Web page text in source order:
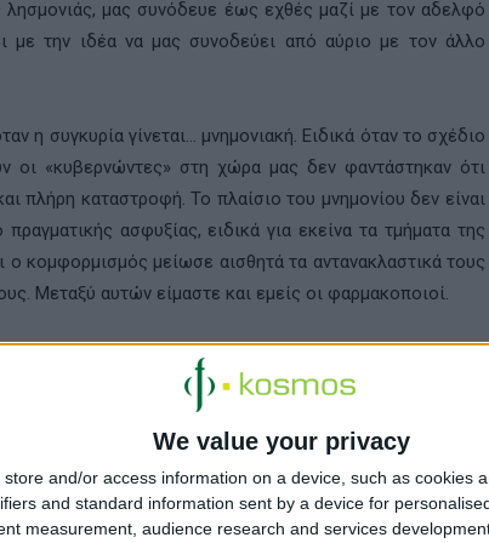
We value your privacy
store and/or access information on a device, such as cookies
and standard information sent by a device for
measurement, audience research and services
μας συνόδευε έως εχθές μαζί με τον αδελφό
με την ιδέα να μας συνοδεύει από αύριο με τον άλλο
η συγκυρία γίνεται… μνημονιακή. Ειδικά όταν το σχέδιο
οι «κυβερνώντες» στη χώρα μας δεν φαντάστηκαν ότι
πλήρη καταστροφή. Το πλαίσιο του μνημονίου δεν είναι
ασφυξίας, ειδικά για εκείνα τα τμήματα της
ο κομφορμισμός μείωσε αισθητά τα αντανακλαστικά τους
Μεταξύ αυτών είμαστε και εμείς οι φαρμακοποιοί.
γύρω μας είναι σκόνη που αναδύεται από τις
γκρεμίζονται μία προς μία, χρειαζόμαστε ένα όραμα,
ομίχλη» που θα πρέπει να προσεγγίσουμε, και ένα
που θα πρέπει να διαλέξουμε για να φτάσουμε αλώβητοι